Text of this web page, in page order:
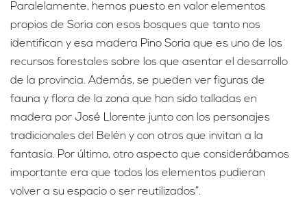
Paralelamente, hemos puesto en valor elementos
propios de Soria con esos bosques que tanto nos
identifican y esa madera Pino Soria que es uno de los
recursos forestales sobre los que asentar el desarrollo
de la provincia. Además, se pueden ver figuras de
fauna y flora de la zona que han sido talladas en
madera por José Llorente junto con los personajes
tradicionales del Belén y con otros que invitan a la
fantasía. Por último, otro aspecto que considerábamos
importante era que todos los elementos pudieran
volver a su espacio o ser reutilizados”.